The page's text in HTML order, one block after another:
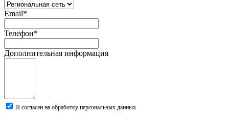
Email*
Телефон*
Дополнительная информация
Я согласен на обработку персональных данных